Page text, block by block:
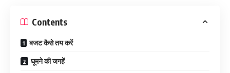
Contents
बजट कैसे तय करें
घूमने की जगहें